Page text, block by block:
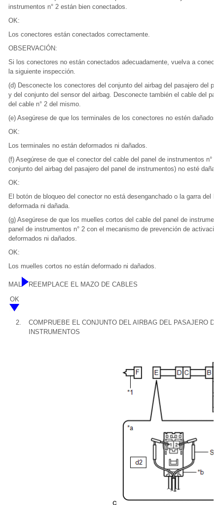
instrumentos n° 2 están bien conectados.
OK:
Los conectores están conectados correctamente.
OBSERVACIÓN:
Si los conectores no están conectados adecuadamente, vuelva a
la siguiente inspección.
(d) Desconecte los conectores del conjunto del airbag del pasajero del
y del conjunto del sensor del airbag. Desconecte también el cable del
del cable n° 2 del mismo.
(e) Asegúrese de que los terminales de los conectores no estén dañados.
OK:
Los terminales no están deformados ni dañados.
(f) Asegúrese de que el conector del cable del panel de instrumentos n° 2
conjunto del airbag del pasajero del panel de instrumentos) no esté
OK:
El botón de bloqueo del conector no está desenganchado o la garra del
deformada ni dañada.
(g) Asegúrese de que los muelles cortos del cable del panel de
panel de instrumentos n° 2 con el mecanismo de prevención de
deformados ni dañados.
OK:
Los muelles cortos no están deformado ni dañados.
MAL
REEMPLACE EL MAZO DE CABLES
OK
2.
COMPRUEBE EL CONJUNTO DEL AIRBAG DEL PASAJERO
INSTRUMENTOS